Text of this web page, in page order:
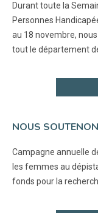
Durant toute la
Personnes
au 18 novembre,
tout le département
NOUS
Campagne annuelle
les femmes au
fonds pour la